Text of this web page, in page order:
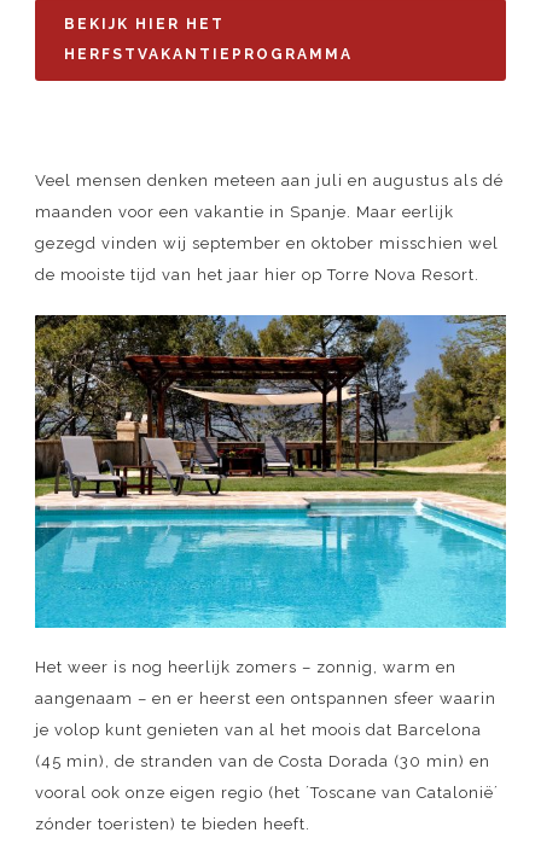
BEKIJK HIER HET
HERFSTVAKANTIEPROGRAMMA
Veel mensen denken meteen aan juli en augustus als dé
maanden voor een vakantie in Spanje. Maar eerlijk
gezegd vinden wij september en oktober misschien wel
de mooiste tijd van het jaar hier op Torre Nova Resort.
Het weer is nog heerlijk zomers – zonnig, warm en
aangenaam – en er heerst een ontspannen sfeer waarin
je volop kunt genieten van al het moois dat Barcelona
(45 min), de stranden van de Costa Dorada (30 min) en
vooral ook onze eigen regio (het ´Toscane van Catalonië´
zónder toeristen) te bieden heeft.